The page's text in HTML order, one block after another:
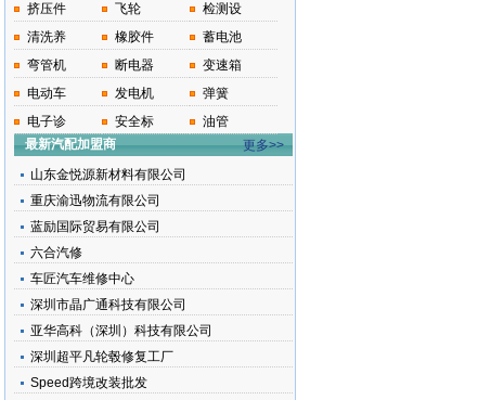
挤压件
飞轮
检测设
清洗养
橡胶件
蓄电池
弯管机
断电器
变速箱
电动车
发电机
弹簧
电子诊
安全标
油管
最新汽配加盟商
更多>>
山东金悦源新材料有限公司
重庆渝迅物流有限公司
蓝励国际贸易有限公司
六合汽修
车匠汽车维修中心
深圳市晶广通科技有限公司
亚华高科（深圳）科技有限公司
深圳超平凡轮毂修复工厂
Speed跨境改装批发